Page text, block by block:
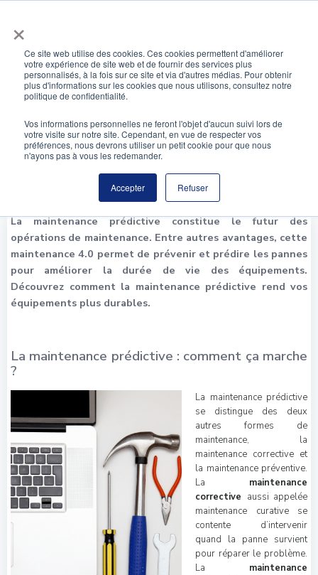
×
Ce site web utilise des cookies. Ces cookies permettent d'améliorer
votre expérience de site web et de fournir des services plus
personnalisés, à la fois sur ce site et via d'autres médias. Pour obtenir
plus d'informations sur les cookies que nous utilisons, consultez notre
politique de confidentialité.
Vos informations personnelles ne feront l'objet d'aucun suivi lors de
votre visite sur notre site. Cependant, en vue de respecter vos
préférences, nous devrons utiliser un petit cookie pour que nous
n'ayons pas à vous les redemander.
Accepter Refuser
Des équipements plus durables grâce à la
maintenance prédictive
La maintenance prédictive constitue le futur des
opérations de maintenance. Entre autres avantages, cette
maintenance 4.0 permet de prévenir et prédire les pannes
pour améliorer la durée de vie des équipements.
Découvrez comment la maintenance prédictive rend vos
équipements plus durables.
La maintenance prédictive : comment ça marche
?
La maintenance prédictive
se distingue des deux
autres formes de
maintenance, la
maintenance corrective et
la maintenance préventive.
La maintenance
corrective aussi appelée
maintenance curative se
contente d’intervenir
quand la panne survient
pour réparer le problème.
La maintenance